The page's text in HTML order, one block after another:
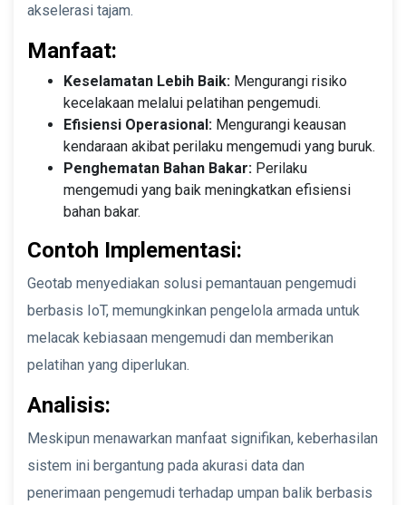
akselerasi tajam.
Manfaat:
Keselamatan Lebih Baik: Mengurangi risiko
kecelakaan melalui pelatihan pengemudi.
Efisiensi Operasional: Mengurangi keausan
kendaraan akibat perilaku mengemudi yang buruk.
Penghematan Bahan Bakar: Perilaku
mengemudi yang baik meningkatkan efisiensi
bahan bakar.
Contoh Implementasi:
Geotab menyediakan solusi pemantauan pengemudi
berbasis IoT, memungkinkan pengelola armada untuk
melacak kebiasaan mengemudi dan memberikan
pelatihan yang diperlukan.
Analisis:
Meskipun menawarkan manfaat signifikan, keberhasilan
sistem ini bergantung pada akurasi data dan
penerimaan pengemudi terhadap umpan balik berbasis